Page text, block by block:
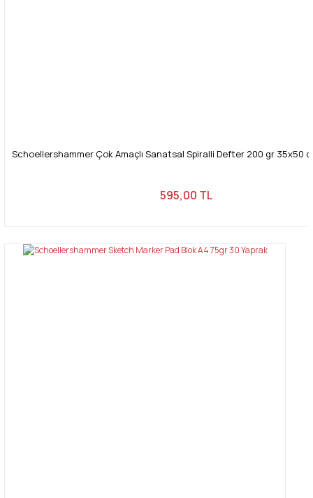
Schoellershammer Çok Amaçlı Sanatsal Spiralli Defter 200 gr 35x50
595,00 TL